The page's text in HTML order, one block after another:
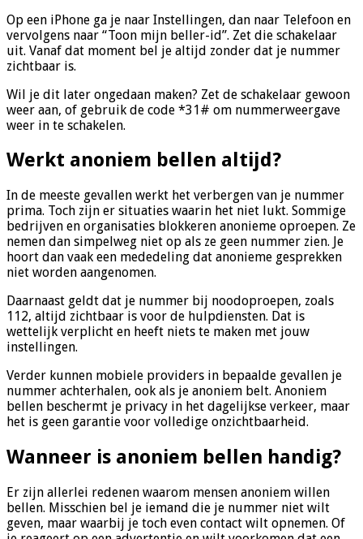
Op een iPhone ga je naar Instellingen, dan naar Telefoon en
vervolgens naar “Toon mijn beller-id”. Zet die schakelaar
uit. Vanaf dat moment bel je altijd zonder dat je nummer
zichtbaar is.
Wil je dit later ongedaan maken? Zet de schakelaar gewoon
weer aan, of gebruik de code *31# om nummerweergave
weer in te schakelen.
Werkt anoniem bellen altijd?
In de meeste gevallen werkt het verbergen van je nummer
prima. Toch zijn er situaties waarin het niet lukt. Sommige
bedrijven en organisaties blokkeren anonieme oproepen. Ze
nemen dan simpelweg niet op als ze geen nummer zien. Je
hoort dan vaak een mededeling dat anonieme gesprekken
niet worden aangenomen.
Daarnaast geldt dat je nummer bij noodoproepen, zoals
112, altijd zichtbaar is voor de hulpdiensten. Dat is
wettelijk verplicht en heeft niets te maken met jouw
instellingen.
Verder kunnen mobiele providers in bepaalde gevallen je
nummer achterhalen, ook als je anoniem belt. Anoniem
bellen beschermt je privacy in het dagelijkse verkeer, maar
het is geen garantie voor volledige onzichtbaarheid.
Wanneer is anoniem bellen handig?
Er zijn allerlei redenen waarom mensen anoniem willen
bellen. Misschien bel je iemand die je nummer niet wilt
geven, maar waarbij je toch even contact wilt opnemen. Of